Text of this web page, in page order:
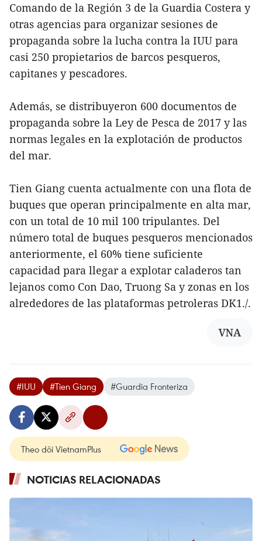
Comando de la Región 3 de la Guardia Costera y
otras agencias para organizar sesiones de
propaganda sobre la lucha contra la IUU para
casi 250 propietarios de barcos pesqueros,
capitanes y pescadores.
Además, se distribuyeron 600 documentos de
propaganda sobre la Ley de Pesca de 2017 y las
normas legales en la explotación de productos
del mar.
Tien Giang cuenta actualmente con una flota de
buques que operan principalmente en alta mar,
con un total de 10 mil 100 tripulantes. Del
número total de buques pesqueros mencionados
anteriormente, el 60% tiene suficiente
capacidad para llegar a explotar caladeros tan
lejanos como Con Dao, Truong Sa y zonas en los
alrededores de las plataformas petroleras DK1./.
VNA
#IUU #Tien Giang #Guardia Fronteriza
Theo dõi VietnamPlus
NOTICIAS RELACIONADAS